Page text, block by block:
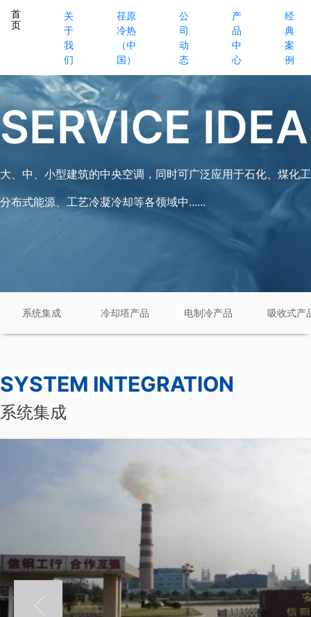
首
页
关
于
我
们
荏原
冷热
（中
国）
公
司
动
态
产
品
中
心
经
典
案
例
SERVICE IDEA
大、中、小型建筑的中央空调，同时可广泛应用于石化、煤化
分布式能源、工艺冷凝冷却等各领域中......
系统集成 冷却塔产品 电制冷产品 吸收式产
SYSTEM INTEGRATION
系统集成